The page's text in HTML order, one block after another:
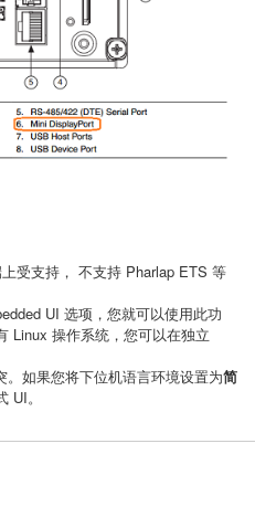
受支持， 不支持 Pharlap ETS 等
UI 选项，您就可以使用此功
Linux 操作系统，您可以在独立
。如果您将下位机语言环境设置为简
UI。